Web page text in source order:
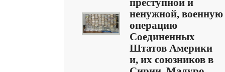
преступной и
ненужной, военную
операцию
Соединенных
Штатов Америки
и, их союзников в